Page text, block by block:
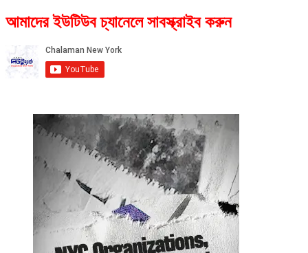
আমাদের ইউটিউব চ্যানেলে সাবস্ক্রাইব করুন